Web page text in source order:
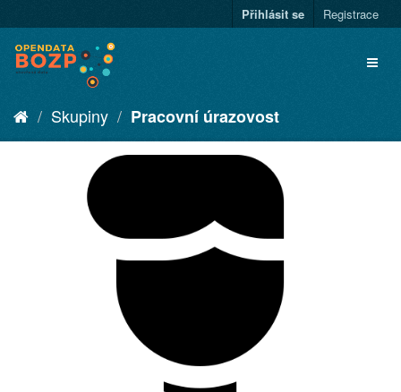
Přihlásit se Registrace
Skupiny Pracovní úrazovost